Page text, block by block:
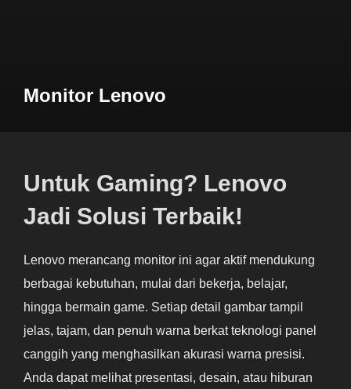
Monitor Lenovo
Untuk Gaming? Lenovo
Jadi Solusi Terbaik!
Lenovo merancang monitor ini agar aktif mendukung
berbagai kebutuhan, mulai dari bekerja, belajar,
hingga bermain game. Setiap detail gambar tampil
jelas, tajam, dan penuh warna berkat teknologi panel
canggih yang menghasilkan akurasi warna presisi.
Anda dapat melihat presentasi, desain, atau hiburan